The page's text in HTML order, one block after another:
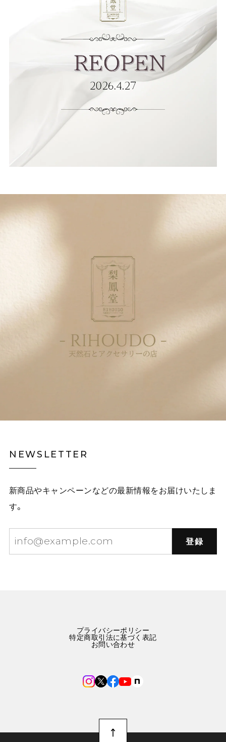
NEWSLETTER
新商品やキャンペーンなどの最新情報をお届けいたしま
す。
登録
プライバシーポリシー
特定商取引法に基づく表記
お問い合わせ